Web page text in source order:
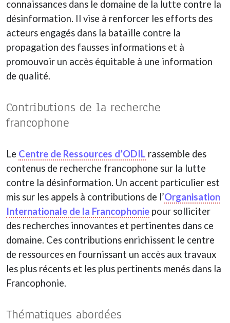
connaissances dans le domaine de la lutte contre la
désinformation. Il vise à renforcer les efforts des
acteurs engagés dans la bataille contre la
propagation des fausses informations et à
promouvoir un accès équitable à une information
de qualité.
Contributions de la recherche
francophone
Le Centre de Ressources d’ODIL rassemble des
contenus de recherche francophone sur la lutte
contre la désinformation. Un accent particulier est
mis sur les appels à contributions de l’Organisation
Internationale de la Francophonie pour solliciter
des recherches innovantes et pertinentes dans ce
domaine. Ces contributions enrichissent le centre
de ressources en fournissant un accès aux travaux
les plus récents et les plus pertinents menés dans la
Francophonie.
Thématiques abordées